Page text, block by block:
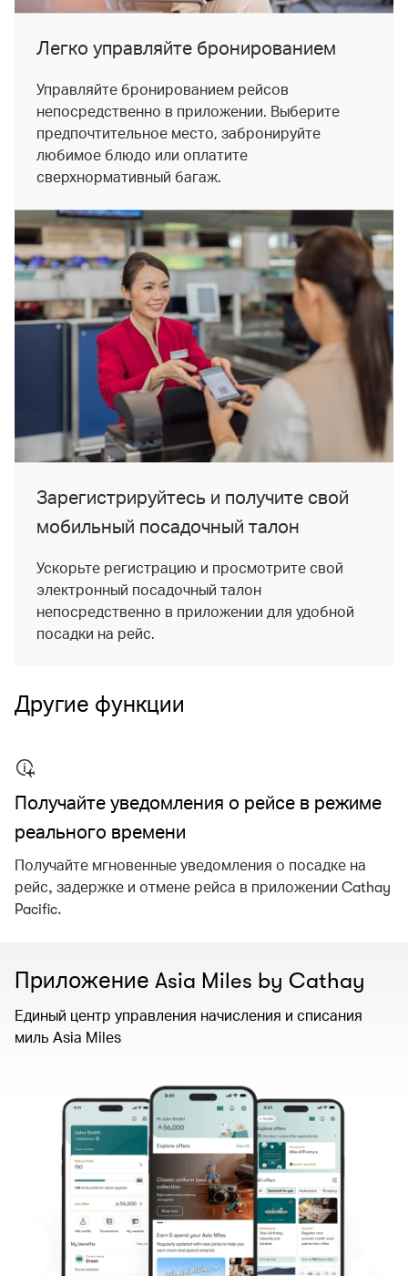
Легко управляйте бронированием
Управляйте бронированием рейсов
непосредственно в приложении. Выберите
предпочтительное место, забронируйте
любимое блюдо или оплатите
сверхнормативный багаж.
Зарегистрируйтесь и получите свой
мобильный посадочный талон
Ускорьте регистрацию и просмотрите свой
электронный посадочный талон
непосредственно в приложении для удобной
посадки на рейс.
Другие функции
Получайте уведомления о рейсе в режиме
реального времени
Получайте мгновенные уведомления о посадке на
рейс, задержке и отмене рейса в приложении Cathay
Pacific.
Приложение Asia Miles by Cathay
Единый центр управления начисления и списания
миль Asia Miles